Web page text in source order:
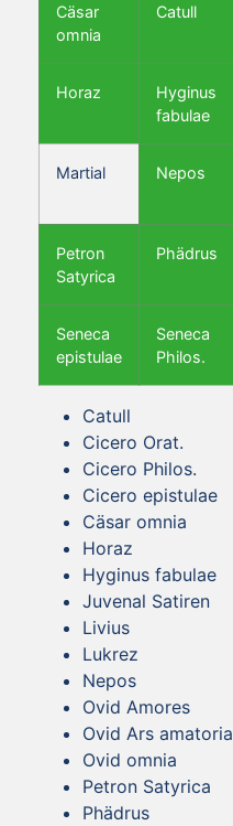
Cäsar
omnia
Catull
Horaz
Hyginus
fabulae
Martial Nepos
Petron
Satyrica
Phädrus
Seneca
epistulae
Seneca
Philos.
Catull
Cicero Orat.
Cicero Philos.
Cicero epistulae
Cäsar omnia
Horaz
Hyginus fabulae
Juvenal Satiren
Livius
Lukrez
Nepos
Ovid Amores
Ovid Ars amatoria
Ovid omnia
Petron Satyrica
Phädrus